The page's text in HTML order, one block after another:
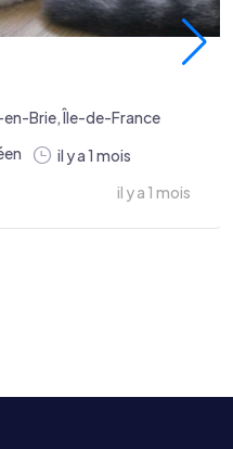
en-Brie,Île-de-France
il y a 1 mois
il y a 1 mois